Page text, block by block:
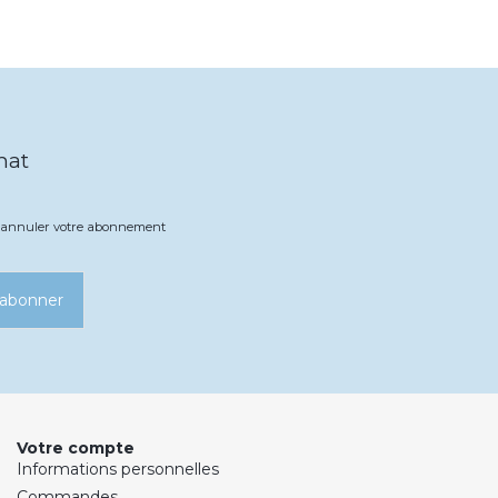
annuler votre abonnement
Votre compte
Informations personnelles